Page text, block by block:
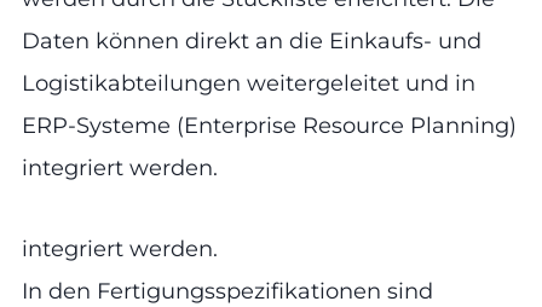
Daten können direkt an die Einkaufs- und
Logistikabteilungen weitergeleitet und in
ERP-Systeme (Enterprise Resource Planning)
integriert werden.
integriert werden.
In den Fertigungsspezifikationen sind